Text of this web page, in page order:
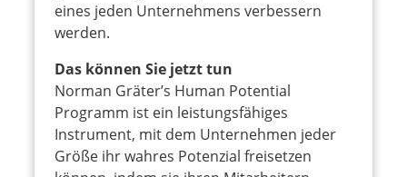
eines jeden Unternehmens verbessern
werden.
Das können Sie jetzt tun
Norman Gräter’s Human Potential
Programm ist ein leistungsfähiges
Instrument, mit dem Unternehmen jeder
Größe ihr wahres Potenzial freisetzen